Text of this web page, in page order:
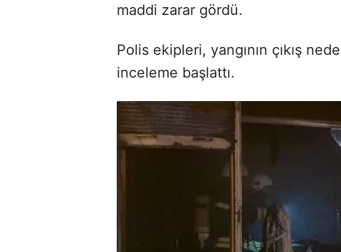
maddi zarar gördü.
Polis ekipleri, yangının çıkış
inceleme başlattı.